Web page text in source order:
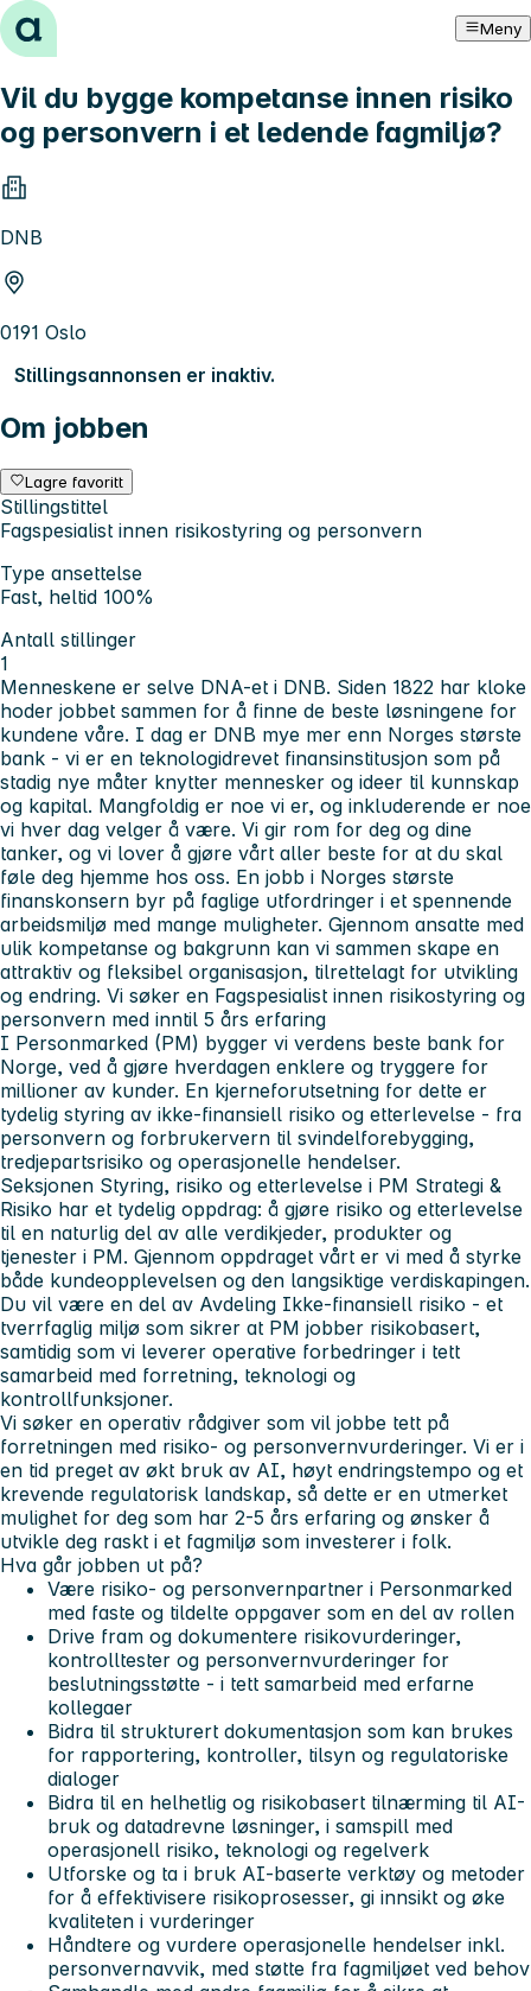
Hopp til innhold Meny
Vil du bygge kompetanse innen risiko
og personvern i et ledende fagmiljø?
DNB
0191 Oslo
Stillingsannonsen er inaktiv.
Om jobben
Lagre favoritt
Stillingstittel
Fagspesialist innen risikostyring og personvern
Type ansettelse
Fast, heltid 100%
Antall stillinger
1
Menneskene er selve DNA-et i DNB. Siden 1822 har kloke
hoder jobbet sammen for å finne de beste løsningene for
kundene våre. I dag er DNB mye mer enn Norges største
bank - vi er en teknologidrevet finansinstitusjon som på
stadig nye måter knytter mennesker og ideer til kunnskap
og kapital. Mangfoldig er noe vi er, og inkluderende er noe
vi hver dag velger å være. Vi gir rom for deg og dine
tanker, og vi lover å gjøre vårt aller beste for at du skal
føle deg hjemme hos oss. En jobb i Norges største
finanskonsern byr på faglige utfordringer i et spennende
arbeidsmiljø med mange muligheter. Gjennom ansatte med
ulik kompetanse og bakgrunn kan vi sammen skape en
attraktiv og fleksibel organisasjon, tilrettelagt for utvikling
og endring. Vi søker en Fagspesialist innen risikostyring og
personvern med inntil 5 års erfaring
I Personmarked (PM) bygger vi verdens beste bank for
Norge, ved å gjøre hverdagen enklere og tryggere for
millioner av kunder. En kjerneforutsetning for dette er
tydelig styring av ikke-finansiell risiko og etterlevelse - fra
personvern og forbrukervern til svindelforebygging,
tredjepartsrisiko og operasjonelle hendelser.
Seksjonen Styring, risiko og etterlevelse i PM Strategi &
Risiko har et tydelig oppdrag: å gjøre risiko og etterlevelse
til en naturlig del av alle verdikjeder, produkter og
tjenester i PM. Gjennom oppdraget vårt er vi med å styrke
både kundeopplevelsen og den langsiktige verdiskapingen.
Du vil være en del av Avdeling Ikke-finansiell risiko - et
tverrfaglig miljø som sikrer at PM jobber risikobasert,
samtidig som vi leverer operative forbedringer i tett
samarbeid med forretning, teknologi og
kontrollfunksjoner.
Vi søker en operativ rådgiver som vil jobbe tett på
forretningen med risiko- og personvernvurderinger. Vi er i
en tid preget av økt bruk av AI, høyt endringstempo og et
krevende regulatorisk landskap, så dette er en utmerket
mulighet for deg som har 2-5 års erfaring og ønsker å
utvikle deg raskt i et fagmiljø som investerer i folk.
Hva går jobben ut på?
Være risiko- og personvernpartner i Personmarked
med faste og tildelte oppgaver som en del av rollen
Drive fram og dokumentere risikovurderinger,
kontrolltester og personvernvurderinger for
beslutningsstøtte - i tett samarbeid med erfarne
kollegaer
Bidra til strukturert dokumentasjon som kan brukes
for rapportering, kontroller, tilsyn og regulatoriske
dialoger
Bidra til en helhetlig og risikobasert tilnærming til AI-
bruk og datadrevne løsninger, i samspill med
operasjonell risiko, teknologi og regelverk
Utforske og ta i bruk AI-baserte verktøy og metoder
for å effektivisere risikoprosesser, gi innsikt og øke
kvaliteten i vurderinger
Håndtere og vurdere operasjonelle hendelser inkl.
personvernavvik, med støtte fra fagmiljøet ved behov